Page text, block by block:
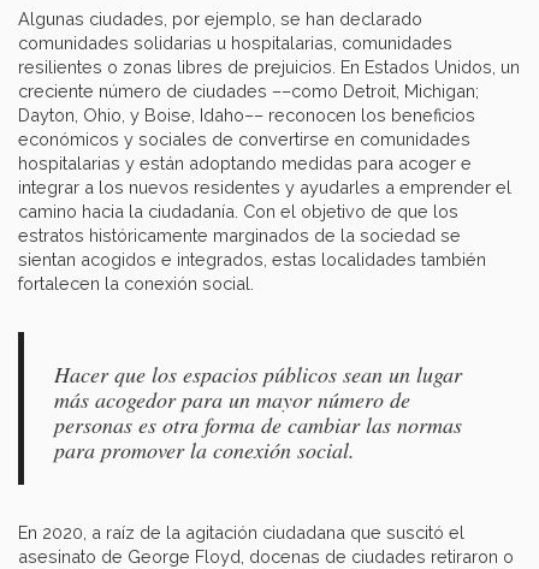
Algunas ciudades, por ejemplo, se han declarado
comunidades solidarias u hospitalarias, comunidades
resilientes o zonas libres de prejuicios. En Estados Unidos, un
creciente número de ciudades ––como Detroit, Michigan;
Dayton, Ohio, y Boise, Idaho–– reconocen los beneficios
económicos y sociales de convertirse en comunidades
hospitalarias y están adoptando medidas para acoger e
integrar a los nuevos residentes y ayudarles a emprender el
camino hacia la ciudadanía. Con el objetivo de que los
estratos históricamente marginados de la sociedad se
sientan acogidos e integrados, estas localidades también
fortalecen la conexión social.
Hacer que los espacios públicos sean un lugar
más acogedor para un mayor número de
personas es otra forma de cambiar las normas
para promover la conexión social.
En 2020, a raíz de la agitación ciudadana que suscitó el
asesinato de George Floyd, docenas de ciudades retiraron o